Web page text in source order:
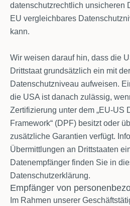
datenschutzrechtlich unsicheren
EU vergleichbares
kann.
Wir weisen darauf hin, dass die
Drittstaat grundsätzlich ein mit
Datenschutzniveau aufweisen.
die USA ist danach zulässig,
Zertifizierung unter dem „EU-US
Framework“ (DPF) besitzt oder
zusätzliche Garantien verfügt.
Übermittlungen an Drittstaaten
Datenempfänger finden Sie in
Datenschutzerklärung.
Empfänger von
Im Rahmen unserer